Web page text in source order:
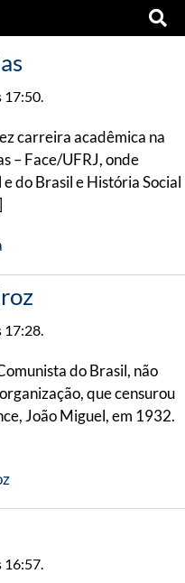
17:50.
carreira acadêmica na
– Face/UFRJ, onde
do Brasil e História Social
17:28.
do Brasil, não
que censurou
João Miguel, em 1932.
16:57.